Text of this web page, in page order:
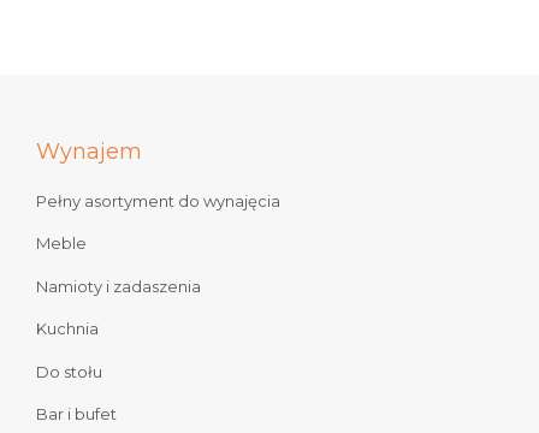
Wynajem
Pełny asortyment do wynajęcia
Meble
Namioty i zadaszenia
Kuchnia
Do stołu
Bar i bufet